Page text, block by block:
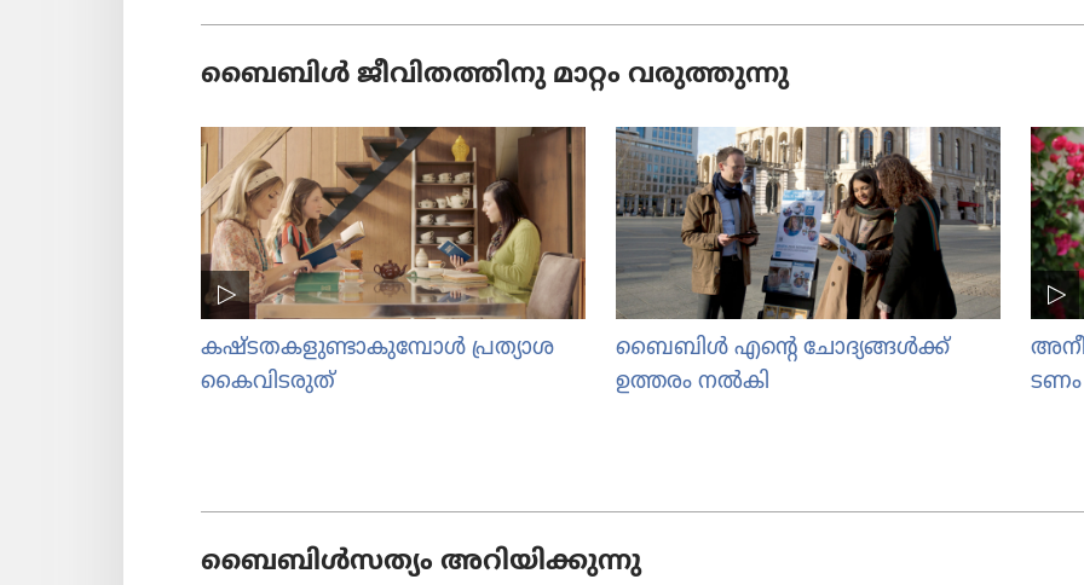
ബൈബിൾ ജീവി​ത​ത്തി​നു മാറ്റം വരുത്തു​ന്നു
കഷ്ടതക​ളു​ണ്ടാ​കു​മ്പോൾ പ്രത്യാശ
കൈവി​ട​രുത്‌
ബൈബിൾ എന്‍റെ ചോദ്യങ്ങൾക്ക്
ഉത്തരം നൽകി
ടണം
ബൈബിൾസ​ത്യം അറിയി​ക്കു​ന്നു